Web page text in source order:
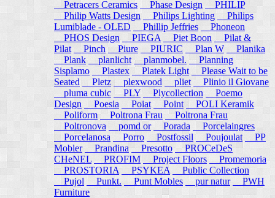
Petracers Ceramics
Phase Design
PHILIP
Philip Watts Design
Philips Lighting
Philips
Lumiblade - OLED
Phillip Jeffries
Phoneon
PHOS Design
PIEGA Piet Boon
Pilat &
Pilat
Pinch Piure PIURIC Plan W
Planika
Plank
planlicht planmobel. Planning
Sisplamo
Plastex Platek Light
Please Wait to be
Seated
Pletz plexwood pliet
Plinio il Giovane
pluma cubic
PLY Plycollection
Poemo
Design
Poesia Poiat Point
POLI Keramik
Poliform
Poltrona Frau
Poltrona Frau
Poltronova
pomd or Porada
Porcelaingres
Porcelanosa
Porro Postfossil Poujoulat
PP
Mobler
Prandina Presotto
PROCeDeS
CHeNEL
PROFIM Project Floors
Promemoria
PROSTORIA
PSYKEA
Public Collection
Pujol
Punkt. Punt Mobles pur natur
PWH
Furniture